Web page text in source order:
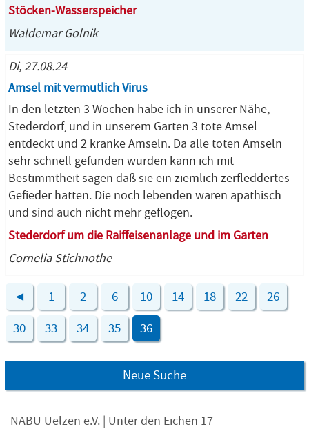
Stöcken-Wasserspeicher
Waldemar Golnik
Di, 27.08.24
Amsel mit vermutlich Virus
In den letzten 3 Wochen habe ich in unserer Nähe,
Stederdorf, und in unserem Garten 3 tote Amsel
entdeckt und 2 kranke Amseln. Da alle toten Amseln
sehr schnell gefunden wurden kann ich mit
Bestimmtheit sagen daß sie ein ziemlich zerfleddertes
Gefieder hatten. Die noch lebenden waren apathisch
und sind auch nicht mehr geflogen.
Stederdorf um die Raiffeisenanlage und im Garten
Cornelia Stichnothe
◄ 1 2 6 10 14 18 22 26
30 33 34 35 36
Neue Suche
NABU Uelzen e.V. | Unter den Eichen 17